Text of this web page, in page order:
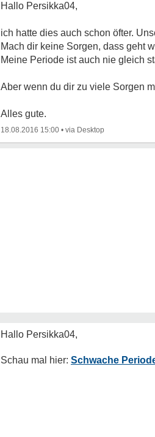
Hallo Persikka04,
ich hatte dies auch schon öfter.
Mach dir keine Sorgen, dass geht
Meine Periode ist auch nie gleich
Aber wenn du dir zu viele Sorgen
Alles gute.
18.08.2016 15:00 •
Schwache